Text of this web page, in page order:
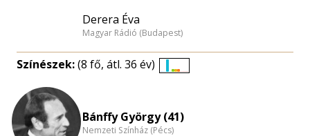
Derera Éva
Magyar Rádió (Budapest)
Színészek:(8 fő, átl. 36 év)
nagyítása
Bánffy György (41)
Nemzeti Színház (Pécs)